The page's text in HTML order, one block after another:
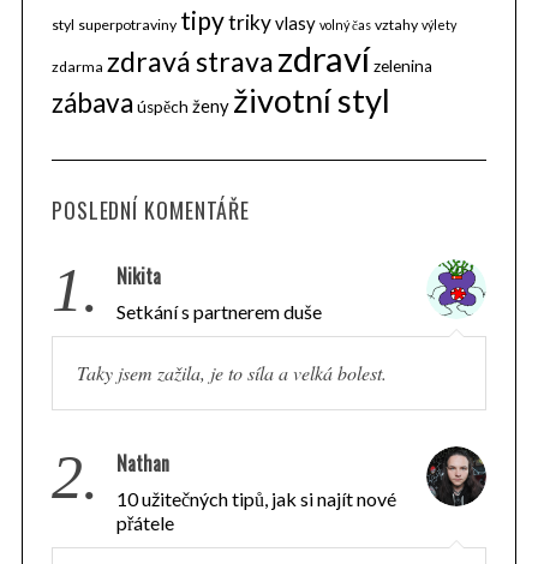
styl superpotraviny tipytrikyvlasy volný čas vztahy výlety
zdarma zdravá stravazdravízelenina
zábava úspěch ženy životní styl
POSLEDNÍ KOMENTÁŘE
1. Nikita
Setkání s partnerem duše
Taky jsem zažila, je to síla a velká bolest.
2. Nathan
10 užitečných tipů, jak si najít nové
přátele